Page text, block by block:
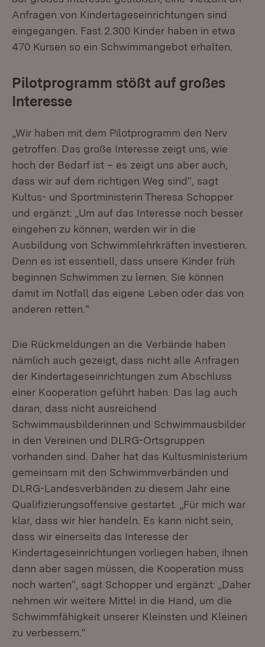
Anfragen von Kindertageseinrichtungen sind
eingegangen. Fast 2.300 Kinder haben in etwa
470 Kursen so ein Schwimmangebot erhalten.
Pilotprogramm stößt auf großes
Interesse
„Wir haben mit dem Pilotprogramm den Nerv
getroffen. Das große Interesse zeigt uns, wie
hoch der Bedarf ist – es zeigt uns aber auch,
dass wir auf dem richtigen Weg sind“, sagt
Kultus- und Sportministerin Theresa Schopper
und ergänzt: „Um auf das Interesse noch besser
eingehen zu können, werden wir in die
Ausbildung von Schwimmlehrkräften investieren.
Denn es ist essentiell, dass unsere Kinder früh
beginnen Schwimmen zu lernen. Sie können
damit im Notfall das eigene Leben oder das von
anderen retten.“
Die Rückmeldungen an die Verbände haben
nämlich auch gezeigt, dass nicht alle Anfragen
der Kindertageseinrichtungen zum Abschluss
einer Kooperation geführt haben. Das lag auch
daran, dass nicht ausreichend
Schwimmausbilderinnen und Schwimmausbilder
in den Vereinen und DLRG-Ortsgruppen
vorhanden sind. Daher hat das Kultusministerium
gemeinsam mit den Schwimmverbänden und
DLRG-Landesverbänden zu diesem Jahr eine
Qualifizierungsoffensive gestartet. „Für mich war
klar, dass wir hier handeln. Es kann nicht sein,
dass wir einerseits das Interesse der
Kindertageseinrichtungen vorliegen haben, ihnen
dann aber sagen müssen, die Kooperation muss
noch warten“, sagt Schopper und ergänzt: „Daher
nehmen wir weitere Mittel in die Hand, um die
Schwimmfähigkeit unserer Kleinsten und Kleinen
zu verbessern.“